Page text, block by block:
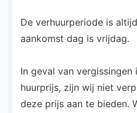
De verhuurperiode is
aankomst dag is vrijdag.
In geval van
huurprijs, zijn wij niet
deze prijs aan te bieden.